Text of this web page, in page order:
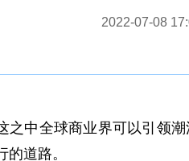
2022-07-08
中全球商业界可以引领
道路。